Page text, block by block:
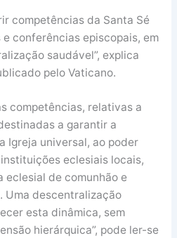
competências da Santa Sé
conferências episcopais, em
saudável”, explica
pelo Vaticano.
competências, relativas a
a garantir a
Igreja universal, ao poder
eclesiais locais,
eclesial de comunhão e
Uma descentralização
esta dinâmica, sem
hierárquica”, pode ler-se